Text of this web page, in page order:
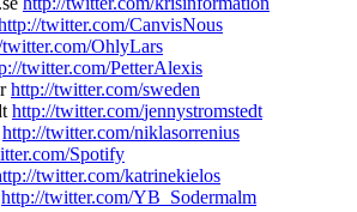
twitter.com/CanvisNous
OhlyLars
twitter.com/PetterAlexis
http://twitter.com/sweden
http://twitter.com/jennystromstedt
http://twitter.com/niklasorrenius
Spotify
twitter.com/katrinekielos
http://twitter.com/YB_ Sodermalm